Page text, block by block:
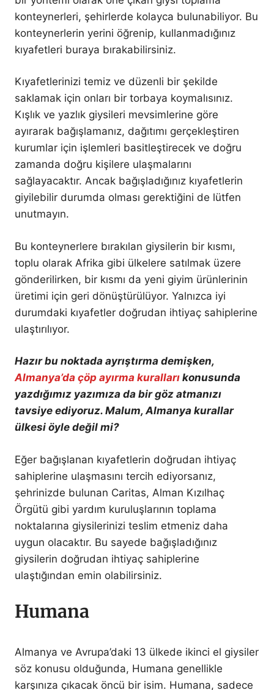
konteynerleri, şehirlerde kolayca bulunabiliyor. Bu
konteynerlerin yerini öğrenip, kullanmadığınız
kıyafetleri buraya bırakabilirsiniz.
Kıyafetlerinizi temiz ve düzenli bir şekilde
saklamak için onları bir torbaya koymalısınız.
Kışlık ve yazlık giysileri mevsimlerine göre
ayırarak bağışlamanız, dağıtımı gerçekleştiren
kurumlar için işlemleri basitleştirecek ve doğru
zamanda doğru kişilere ulaşmalarını
sağlayacaktır. Ancak bağışladığınız kıyafetlerin
giyilebilir durumda olması gerektiğini de lütfen
unutmayın.
Bu konteynerlere bırakılan giysilerin bir kısmı,
toplu olarak Afrika gibi ülkelere satılmak üzere
gönderilirken, bir kısmı da yeni giyim ürünlerinin
üretimi için geri dönüştürülüyor. Yalnızca iyi
durumdaki kıyafetler doğrudan ihtiyaç sahiplerine
ulaştırılıyor.
Hazır bu noktada ayrıştırma demişken,
Almanya’da çöp ayırma kuralları konusunda
yazdığımız yazımıza da bir göz atmanızı
tavsiye ediyoruz. Malum, Almanya kurallar
ülkesi öyle değil mi?
Eğer bağışlanan kıyafetlerin doğrudan ihtiyaç
sahiplerine ulaşmasını tercih ediyorsanız,
şehrinizde bulunan Caritas, Alman Kızılhaç
Örgütü gibi yardım kuruluşlarının toplama
noktalarına giysilerinizi teslim etmeniz daha
uygun olacaktır. Bu sayede bağışladığınız
giysilerin doğrudan ihtiyaç sahiplerine
ulaştığından emin olabilirsiniz.
Humana
Almanya ve Avrupa’daki 13 ülkede ikinci el giysiler
söz konusu olduğunda, Humana genellikle
karşınıza çıkacak öncü bir isim. Humana, sadece